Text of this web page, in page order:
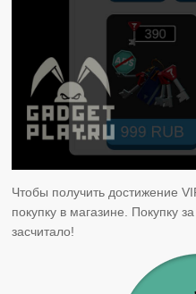
Чтобы получить достижение
покупку в магазине. Покупку
засчитало!